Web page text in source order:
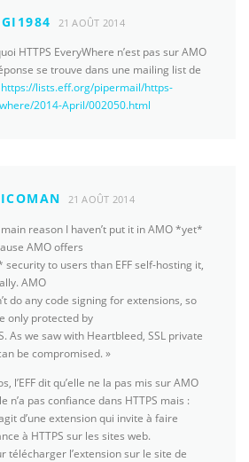
21 AOÛT 2014
HTTPS EveryWhere n’est pas sur AMO
se trouve dans une mailing list de
https://lists.eff.org/pipermail/https-
2014-April/002050.html
21 AOÛT 2014
reason I haven’t put it in AMO *yet*
AMO offers
security to users than EFF self-hosting it,
AMO
do any code signing for extensions, so
only protected by
As we saw with Heartbleed, SSL private
be compromised. »
l’EFF dit qu’elle ne la pas mis sur AMO
n’a pas confiance dans HTTPS mais :
d’une extension qui invite à faire
à HTTPS sur les sites web.
télécharger l’extension sur le site de